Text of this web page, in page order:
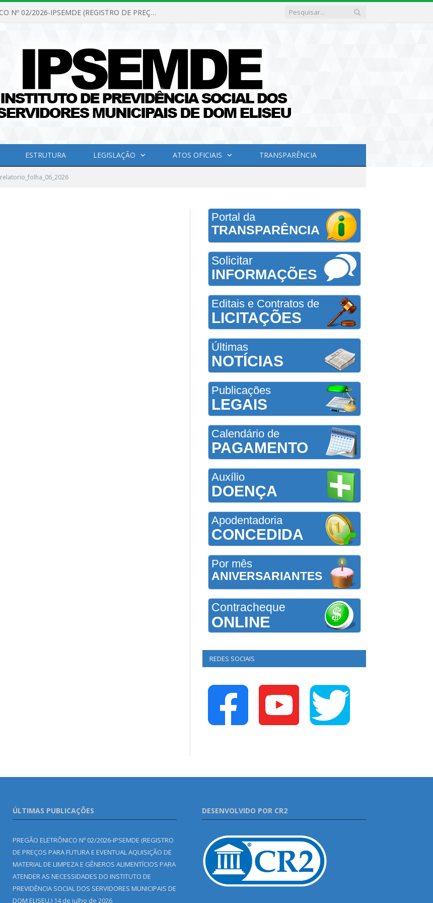
PREGÃO ELETRÔNICO Nº 02/2026-IPSEMDE (REGISTRO DE PREÇOS PARA FUTURA E EVENTUAL AQUISIÇÃO DE MATERIAL DE LIMPEZA E GÊNEROS ALIMENTÍCIOS PARA ATENDER AS NECESSIDADES DO INSTITUTO DE PREVIDÊNCIA SOCIAL DOS SERVIDORES MUNICIPAIS DE DOM ELISEU.)
ESTRUTURA LEGISLAÇÃO ATOS OFICIAIS TRANSPARÊNCIA
relatorio_folha_06_2026
Portal da
TRANSPARÊNCIA
Solicitar
INFORMAÇÕES
Editais e Contratos de
LICITAÇÕES
Últimas
NOTÍCIAS
Publicações
LEGAIS
Calendário de
PAGAMENTO
Auxílio
DOENÇA
Apodentadoria
CONCEDIDA
Por mês
ANIVERSARIANTES
Contracheque
ONLINE
REDES SOCIAIS
ÚLTIMAS PUBLICAÇÕES
PREGÃO ELETRÔNICO Nº 02/2026-IPSEMDE (REGISTRO
DE PREÇOS PARA FUTURA E EVENTUAL AQUISIÇÃO DE
MATERIAL DE LIMPEZA E GÊNEROS ALIMENTÍCIOS PARA
ATENDER AS NECESSIDADES DO INSTITUTO DE
PREVIDÊNCIA SOCIAL DOS SERVIDORES MUNICIPAIS DE
DOM ELISEU.) 14 de julho de 2026
DESENVOLVIDO POR CR2